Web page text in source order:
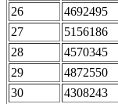
26 4692495
27 5156186
28 4570345
29 4872550
30 4308243